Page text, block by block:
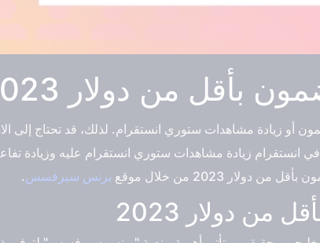
بأقل من دولار 2023
زيادة مشاهدات ستوري انستقرام. لذلك، قد تحتاج إلى
زيادة مشاهدات ستوري انستقرام عليه وزيادة
2023 من خلال موقع
برنس سيرفسس.
دولار 2023